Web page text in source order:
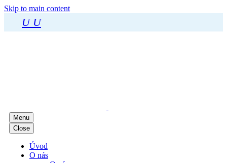
Skip to main content
U U
Menu
Close
Úvod
O nás